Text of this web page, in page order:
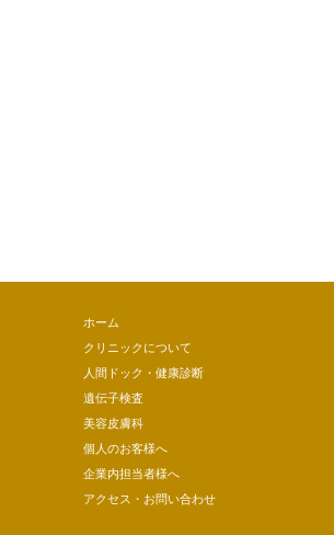
ホーム
クリニックについて
人間ドック・健康診断
遺伝子検査
美容皮膚科
個人のお客様へ
企業内担当者様へ
アクセス・お問い合わせ